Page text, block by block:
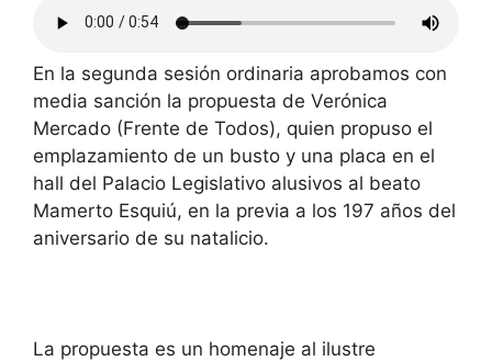
En la segunda sesión ordinaria aprobamos con
media sanción la propuesta de Verónica
Mercado (Frente de Todos), quien propuso el
emplazamiento de un busto y una placa en el
hall del Palacio Legislativo alusivos al beato
Mamerto Esquiú, en la previa a los 197 años del
aniversario de su natalicio.
La propuesta es un homenaje al ilustre